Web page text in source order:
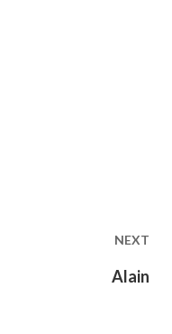
NEXT
Alain